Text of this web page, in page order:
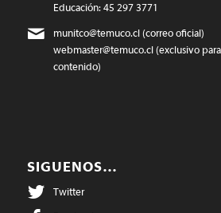
Educación: 45 297 3771
munitco@temuco.cl(correo oficial)
webmaster@temuco.cl(exclusivo
contenido)
SIGUENOS…
Twitter